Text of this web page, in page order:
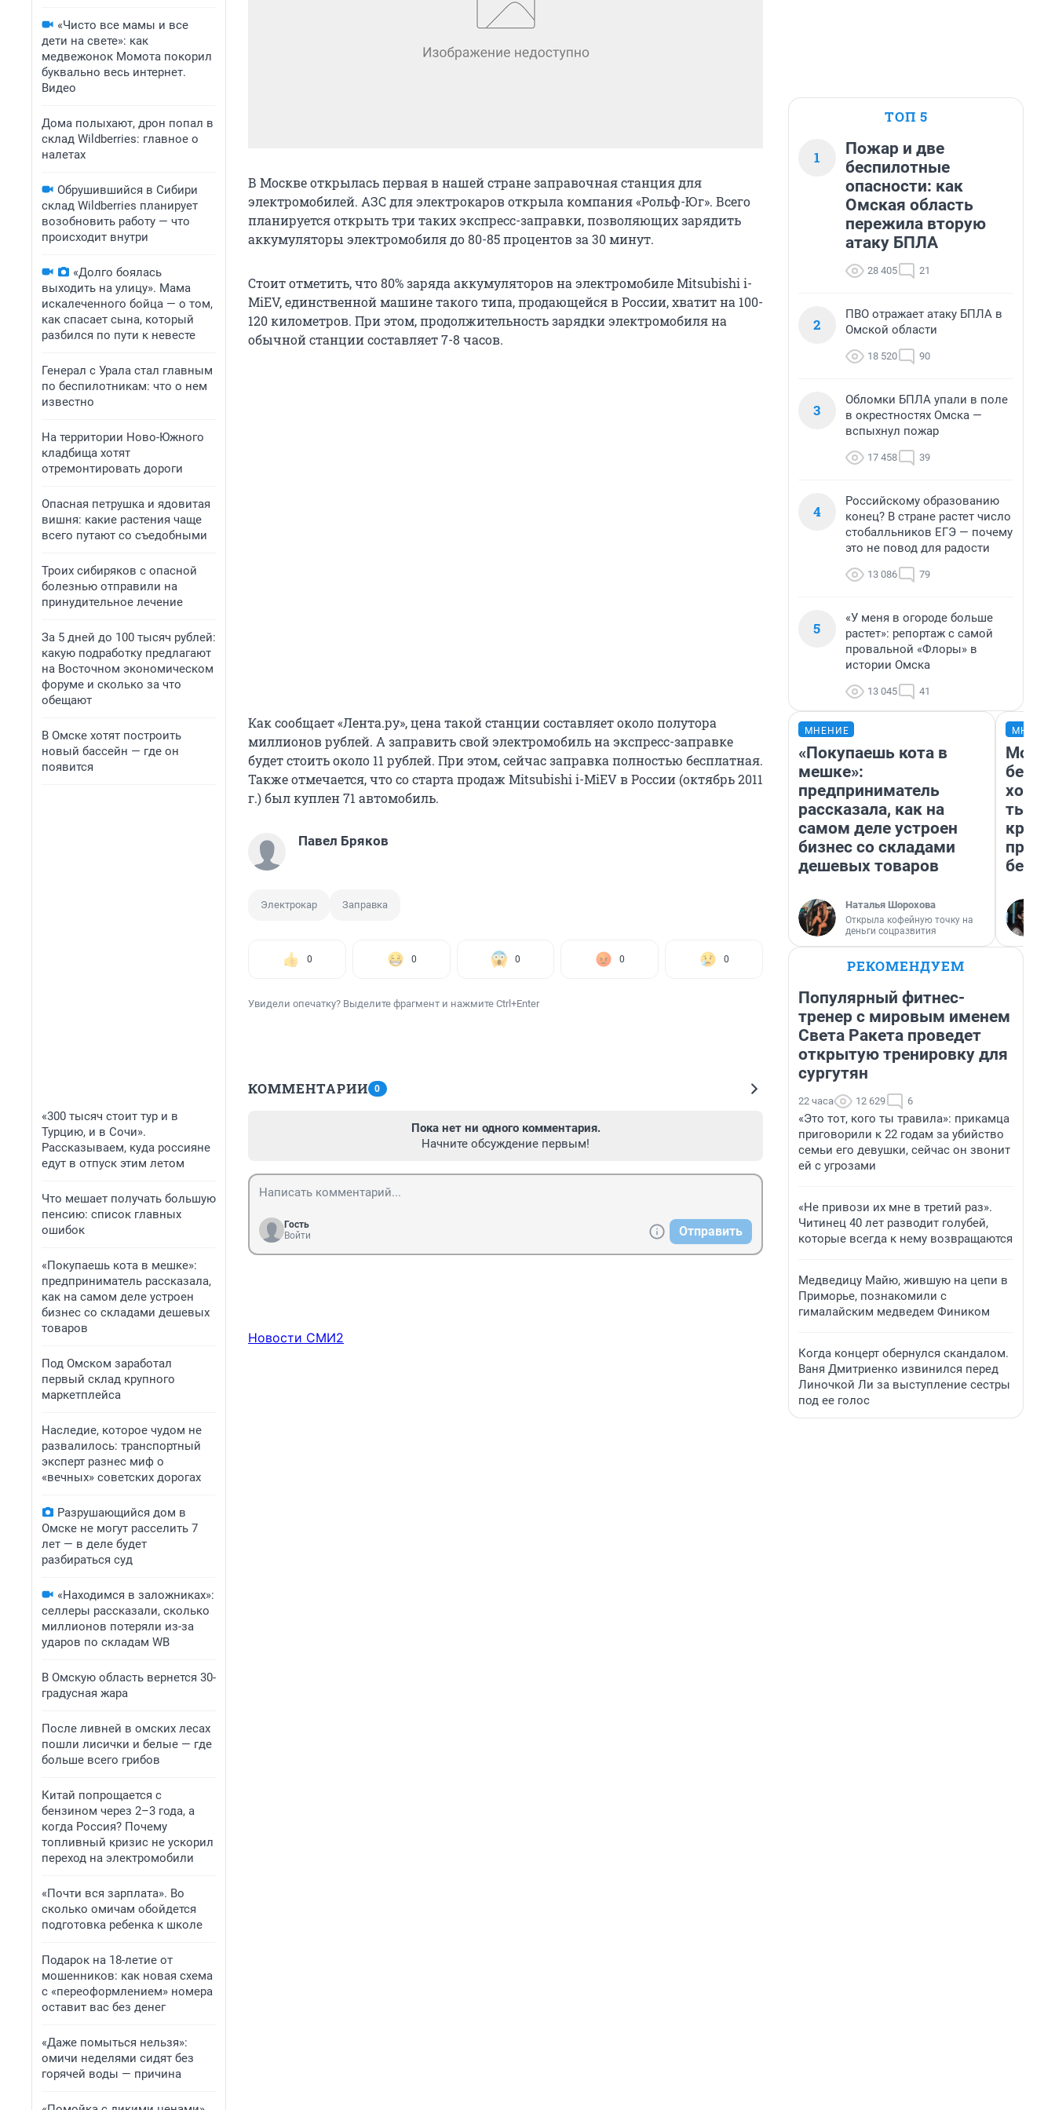
«Чисто все мамы и все
дети на свете»: как
медвежонок Момота покорил
буквально весь интернет.
Видео
Дома полыхают, дрон попал в
склад Wildberries: главное о
налетах
Обрушившийся в Сибири
склад Wildberries планирует
возобновить работу — что
происходит внутри
«Долго боялась
выходить на улицу». Мама
искалеченного бойца — о том,
как спасает сына, который
разбился по пути к невесте
Генерал с Урала стал главным
по беспилотникам: что о нем
известно
На территории Ново-Южного
кладбища хотят
отремонтировать дороги
Опасная петрушка и ядовитая
вишня: какие растения чаще
всего путают со съедобными
Троих сибиряков с опасной
болезнью отправили на
принудительное лечение
За 5 дней до 100 тысяч рублей:
какую подработку предлагают
на Восточном экономическом
форуме и сколько за что
обещают
В Омске хотят построить
новый бассейн — где он
появится
«300 тысяч стоит тур и в
Турцию, и в Сочи».
Рассказываем, куда россияне
едут в отпуск этим летом
Что мешает получать большую
пенсию: список главных
ошибок
«Покупаешь кота в мешке»:
предприниматель рассказала,
как на самом деле устроен
бизнес со складами дешевых
товаров
Под Омском заработал
первый склад крупного
маркетплейса
Наследие, которое чудом не
развалилось: транспортный
эксперт разнес миф о
«вечных» советских дорогах
Разрушающийся дом в
Омске не могут расселить 7
лет — в деле будет
разбираться суд
«Находимся в заложниках»:
селлеры рассказали, сколько
миллионов потеряли из-за
ударов по складам WB
В Омскую область вернется 30-
градусная жара
После ливней в омских лесах
пошли лисички и белые — где
больше всего грибов
Китай попрощается с
бензином через 2–3 года, а
когда Россия? Почему
топливный кризис не ускорил
переход на электромобили
«Почти вся зарплата». Во
сколько омичам обойдется
подготовка ребенка к школе
Подарок на 18-летие от
мошенников: как новая схема
с «переоформлением» номера
оставит вас без денег
«Даже помыться нельзя»:
омичи неделями сидят без
горячей воды — причина
В Москве открылась первая в нашей стране заправочная станция для
электромобилей. АЗС для электрокаров открыла компания «Рольф-Юг». Всего
планируется открыть три таких экспресс-заправки, позволяющих зарядить
аккумуляторы электромобиля до 80-85 процентов за 30 минут.
Стоит отметить, что 80% заряда аккумуляторов на электромобиле Mitsubishi i-
MiEV, единственной машине такого типа, продающейся в России, хватит на 100-
120 километров. При этом, продолжительность зарядки электромобиля на
обычной станции составляет 7-8 часов.
Как сообщает «Лента.ру», цена такой станции составляет около полутора
миллионов рублей. А заправить свой электромобиль на экспресс-заправке
будет стоить около 11 рублей. При этом, сейчас заправка полностью бесплатная.
Также отмечается, что со старта продаж Mitsubishi i-MiEV в России (октябрь 2011
г.) был куплен 71 автомобиль.
Павел Бряков
Электрокар Заправка
0 0 0 0 0
Увидели опечатку? Выделите фрагмент и нажмите Ctrl+Enter
КОММЕНТАРИИ 0
Пока нет ни одного комментария.
Начните обсуждение первым!
Гость
Войти
Отправить
Новости СМИ2
ТОП 5
1
Пожар и две
беспилотные
опасности: как
Омская область
пережила вторую
атаку БПЛА
28 405 21
2
ПВО отражает атаку БПЛА в
Омской области
18 520 90
3
Обломки БПЛА упали в поле
в окрестностях Омска —
вспыхнул пожар
17 458 39
4
Российскому образованию
конец? В стране растет число
стобалльников ЕГЭ — почему
это не повод для радости
13 086 79
5
«У меня в огороде больше
растет»: репортаж с самой
провальной «Флоры» в
истории Омска
13 045 41
МНЕНИЕ
«Покупаешь кота в
мешке»:
предприниматель
рассказала, как на
самом деле устроен
бизнес со складами
дешевых товаров
Наталья Шорохова
Открыла кофейную точку на
деньги соцразвития
Мой
РЕКОМЕНДУЕМ
Популярный фитнес-
тренер с мировым именем
Света Ракета проведет
открытую тренировку для
сургутян
22 часа 12 629 6
«Это тот, кого ты травила»: прикамца
приговорили к 22 годам за убийство
семьи его девушки, сейчас он звонит
ей с угрозами
«Не привози их мне в третий раз».
Читинец 40 лет разводит голубей,
которые всегда к нему возвращаются
Медведицу Майю, жившую на цепи в
Приморье, познакомили с
гималайским медведем Фиником
Когда концерт обернулся скандалом.
Ваня Дмитриенко извинился перед
Линочкой Ли за выступление сестры
под ее голос